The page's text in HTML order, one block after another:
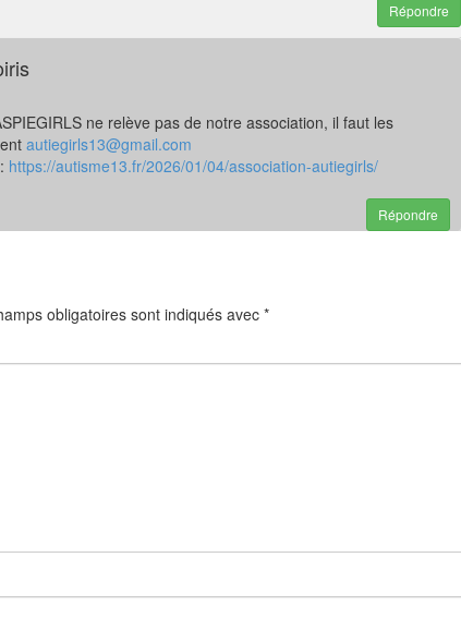
Répondre
ne relève pas de notre association, il faut les
autiegirls13@gmail.com
https://autisme13.fr/2026/01/04/association-autiegirls/
Répondre
obligatoires sont indiqués avec *